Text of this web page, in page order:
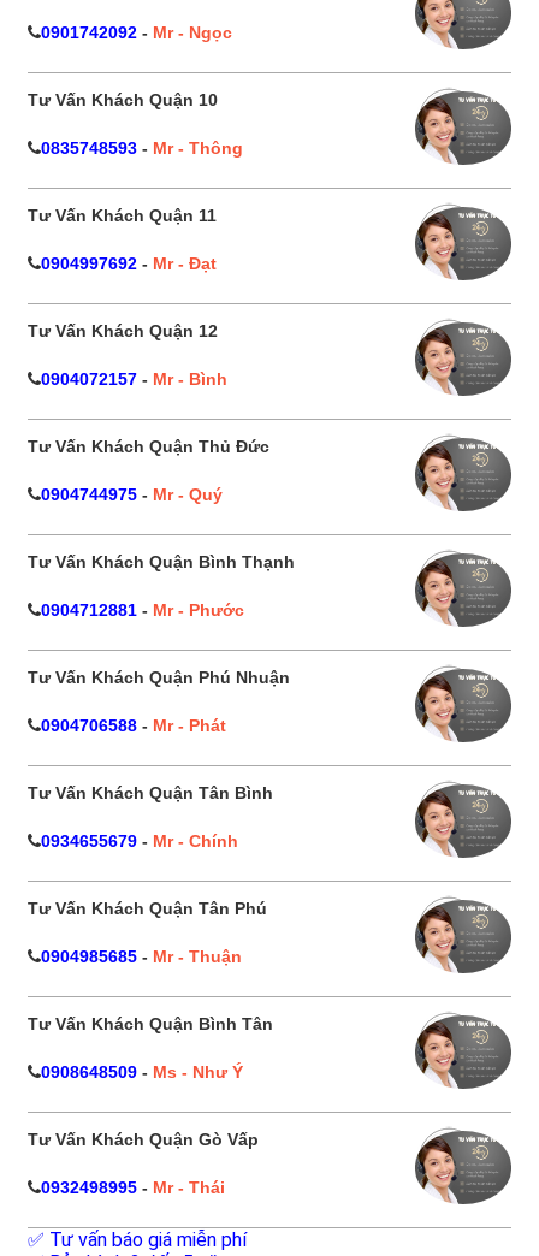
0901742092 - Mr - Ngọc
Tư Vấn Khách Quận 10
0835748593 - Mr - Thông
Tư Vấn Khách Quận 11
0904997692 - Mr - Đạt
Tư Vấn Khách Quận 12
0904072157 - Mr - Bình
Tư Vấn Khách Quận Thủ Đức
0904744975 - Mr - Quý
Tư Vấn Khách Quận Bình Thạnh
0904712881 - Mr - Phước
Tư Vấn Khách Quận Phú Nhuận
0904706588 - Mr - Phát
Tư Vấn Khách Quận Tân Bình
0934655679 - Mr - Chính
Tư Vấn Khách Quận Tân Phú
0904985685 - Mr - Thuận
Tư Vấn Khách Quận Bình Tân
0908648509 - Ms - Như Ý
Tư Vấn Khách Quận Gò Vấp
0932498995 - Mr - Thái
✅ Tư vấn báo giá miễn phí